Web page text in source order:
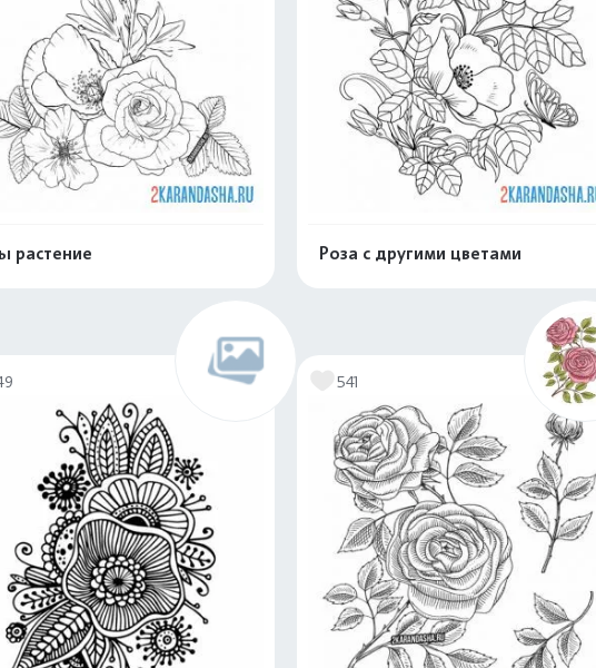
растение Роза с другими цветами
Распечатать и скачать
541